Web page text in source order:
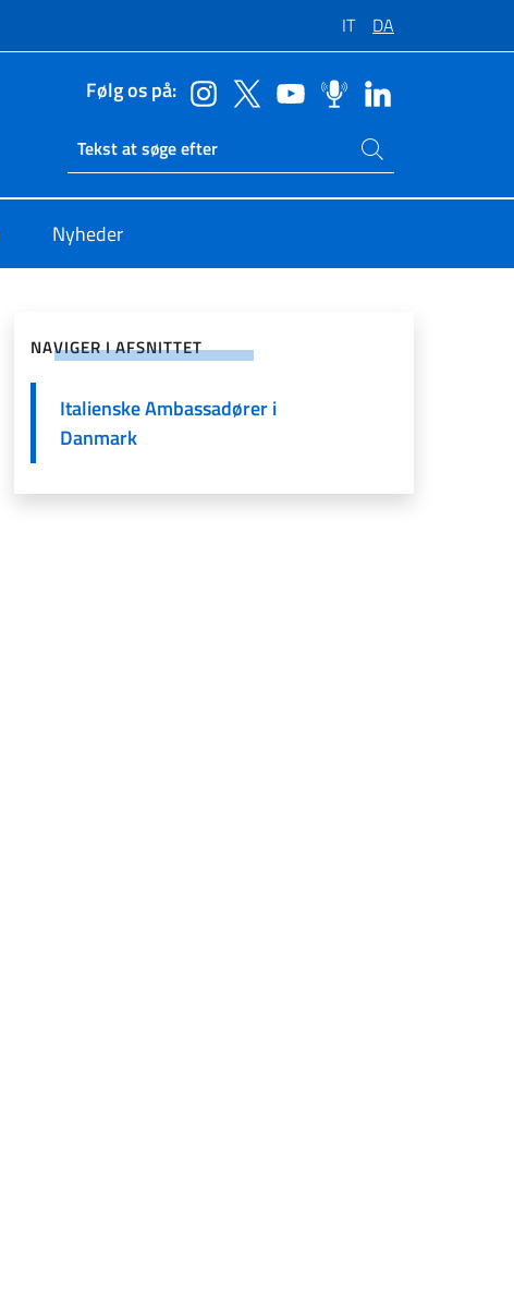
IT DA
Følg os på:
Ricerca sito live
Søg på siden
Nyheder
NAVIGER I AFSNITTET
Italienske Ambassadører i
Danmark